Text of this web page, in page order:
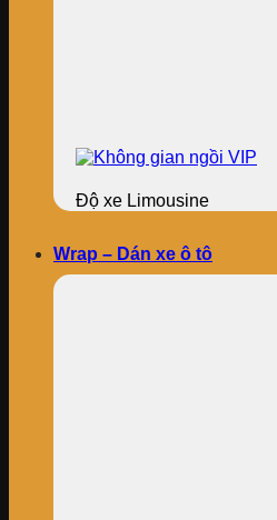
Độ xe Limousine
Wrap – Dán xe ô tô